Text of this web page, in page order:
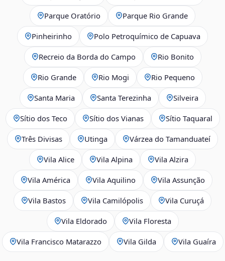
Parque Oratório Parque Rio Grande
Pinheirinho Polo Petroquímico de Capuava
Recreio da Borda do Campo Rio Bonito
Rio Grande Rio Mogi Rio Pequeno
Santa Maria Santa Terezinha Silveira
Sítio dos Teco Sítio dos Vianas Sítio Taquaral
Três Divisas Utinga Várzea do Tamanduateí
Vila Alice Vila Alpina Vila Alzira
Vila América Vila Aquilino Vila Assunção
Vila Bastos Vila Camilópolis Vila Curuçá
Vila Eldorado Vila Floresta
Vila Francisco Matarazzo Vila Gilda Vila Guaíra